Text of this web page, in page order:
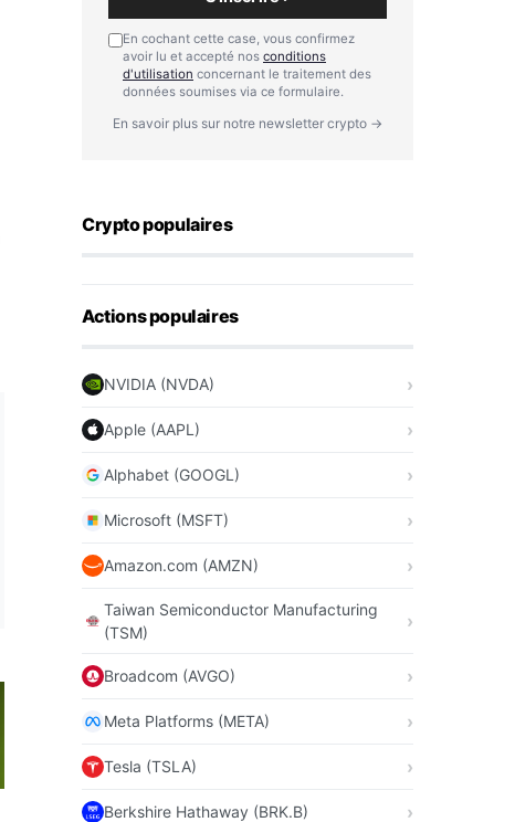
En cochant cette case, vous confirmez
avoir lu et accepté nos conditions
d'utilisation concernant le traitement des
données soumises via ce formulaire.
En savoir plus sur notre newsletter crypto →
Crypto populaires
Actions populaires
NVIDIA (NVDA)
Apple (AAPL)
Alphabet (GOOGL)
Microsoft (MSFT)
Amazon.com (AMZN)
Taiwan Semiconductor Manufacturing
(TSM)
Broadcom (AVGO)
Meta Platforms (META)
Tesla (TSLA)
Berkshire Hathaway (BRK.B)